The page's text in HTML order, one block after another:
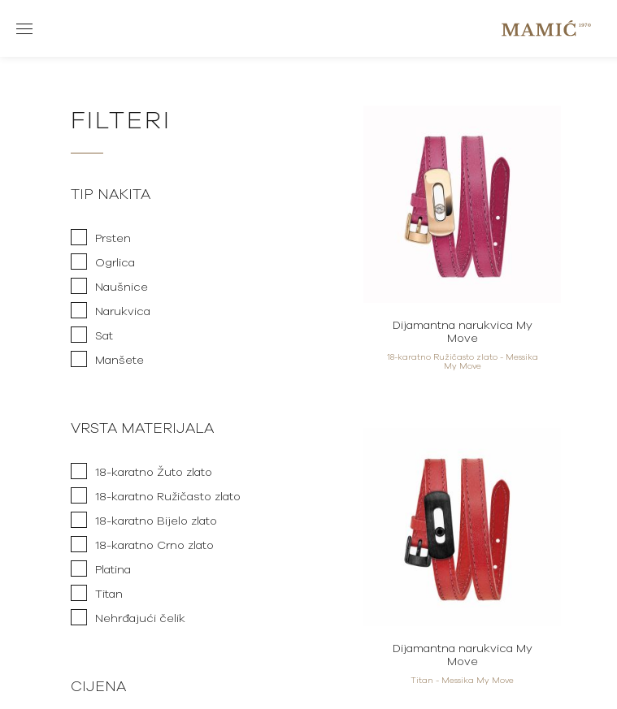
Dijamantna narukvica My
Move
18-karatno Ružičasto zlato - Messika
My Move
Dijamantna narukvica My
Move
Titan - Messika My Move
FILTERI
TIP NAKITA
Prsten
Ogrlica
Naušnice
Narukvica
Sat
Manšete
VRSTA MATERIJALA
18-karatno Žuto zlato
18-karatno Ružičasto zlato
18-karatno Bijelo zlato
18-karatno Crno zlato
Platina
Titan
Nehrđajući čelik
CIJENA